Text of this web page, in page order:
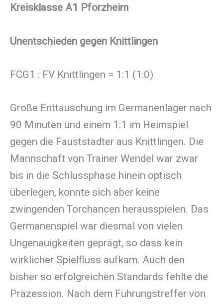
Kreisklasse A1 Pforzheim
Unentschieden gegen Knittlingen
FCG1 : FV Knittlingen = 1:1 (1:0)
Große Enttäuschung im Germanenlager nach
90 Minuten und einem 1:1 im Heimspiel
gegen die Fauststädter aus Knittlingen. Die
Mannschaft von Trainer Wendel war zwar
bis in die Schlussphase hinein optisch
überlegen, konnte sich aber keine
zwingenden Torchancen herausspielen. Das
Germanenspiel war diesmal von vielen
Ungenauigkeiten geprägt, so dass kein
wirklicher Spielfluss aufkam. Auch den
bisher so erfolgreichen Standards fehlte die
Präzession. Nach dem Führungstreffer von